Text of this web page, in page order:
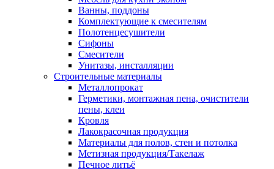
Ванны, поддоны
Комплектующие к смесителям
Полотенцесушители
Сифоны
Смесители
Унитазы, инсталляции
Строительные материалы
Металлопрокат
Герметики, монтажная пена, очистители
пены, клеи
Кровля
Лакокрасочная продукция
Материалы для полов, стен и потолка
Метизная продукция/Такелаж
Печное литьё